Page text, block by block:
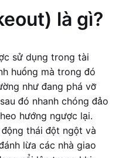
là gì?
sử dụng trong tài
huống mà trong đó
như đang phá vỡ
đó nhanh chóng đảo
hướng ngược lại.
thái đột ngột và
lừa các nhà giao